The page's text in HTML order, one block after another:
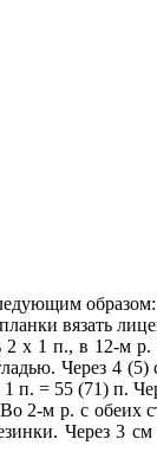
вязать
2 х 1 п., в 12-
Через 4 (5)
п. = 55 (71) п.
2-м р. с обеих
Через 3